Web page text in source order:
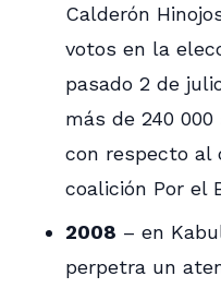
Calderón
votos en la
pasado 2 de
más de 240
con respecto al
coalición Por el
2008 – en
perpetra un